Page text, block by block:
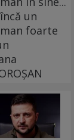
un
foarte